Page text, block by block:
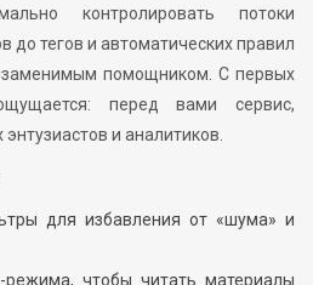
контролировать потоки
тегов и автоматических правил
помощником. С первых
перед вами сервис,
и аналитиков.
для избавления от «шума» и
чтобы читать материалы